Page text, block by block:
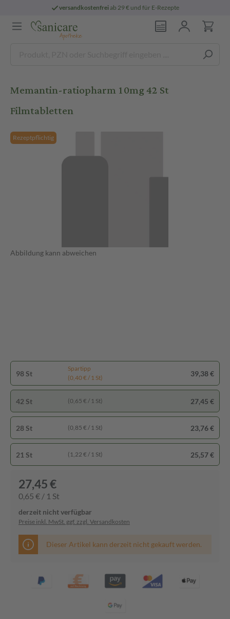
versandkostenfreiab 29 € und für E-Rezepte
Memantin-ratiopharm 10mg 42 St
Filmtabletten
Rezeptpflichtig
Abbildung kann abweichen
98 St
Spartipp
(0,40 € / 1 St)
39,38 €
42 St (0,65 € / 1 St) 27,45 €
28 St (0,85 € / 1 St) 23,76 €
21 St (1,22 € / 1 St) 25,57 €
27,45 €
0,65 € / 1 St
derzeit nicht verfügbar
Preise inkl. MwSt. ggf. zzgl. Versandkosten
Dieser Artikel kann derzeit nicht gekauft werden.